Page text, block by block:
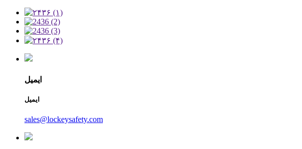
ایمیل
ایمیل
sales@lockeysafety.com